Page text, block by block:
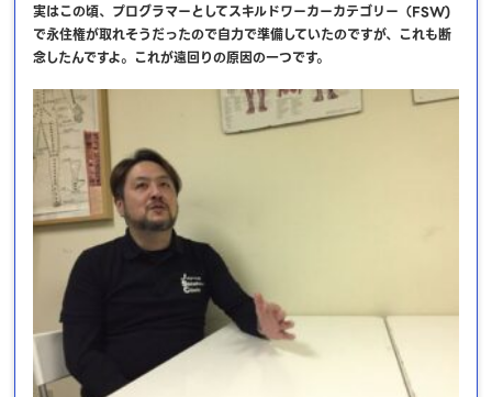
実はこの頃、プログラマーとしてスキルドワーカーカテゴリー（FSW)
で永住権が取れそうだったので自力で準備していたのですが、これも断
念したんですよ。これが遠回りの原因の一つです。